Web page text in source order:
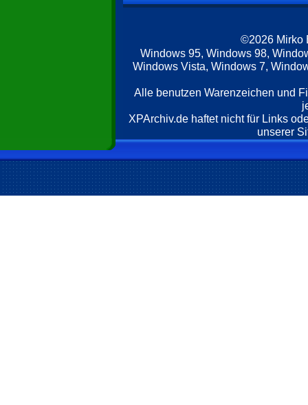
©2026 Mirko
Windows 95, Windows 98,
Windows Vista, Windows 7,
Alle benutzen Warenzeichen und
XPArchiv.de haftet nicht für Links
unserer